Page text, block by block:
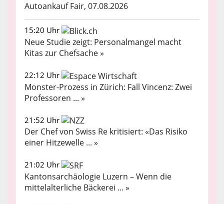
Autoankauf Fair, 07.08.2026
15:20 Uhr
Neue Studie zeigt: Personalmangel macht
Kitas zur Chefsache »
22:12 Uhr
Monster-Prozess in Zürich: Fall Vincenz: Zwei
Professoren ... »
21:52 Uhr
Der Chef von Swiss Re kritisiert: «Das Risiko
einer Hitzewelle ... »
21:02 Uhr
Kantonsarchäologie Luzern – Wenn die
mittelalterliche Bäckerei ... »